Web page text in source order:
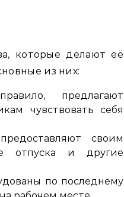
которые делают её
из них:
предлагают
чувствовать себя
своим
отпуска и другие
по последнему